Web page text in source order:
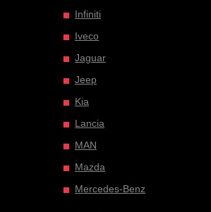
Infiniti
Iveco
Jaguar
Jeep
Kia
Lancia
MAN
Mazda
Mercedes-Benz